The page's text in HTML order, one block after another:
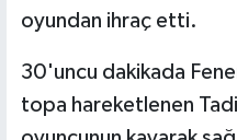
oyundan ihraç etti.
30'uncu dakikada
topa hareketlenen